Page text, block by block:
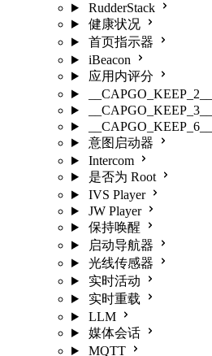
RudderStack
健康状况
首页指示器
iBeacon
应用内评分
__CAPGO_KEEP_2__
__CAPGO_KEEP_3__
__CAPGO_KEEP_6__
意图启动器
Intercom
是否为 Root
IVS Player
JW Player
保持唤醒
启动导航器
光线传感器
实时活动
实时重载
LLM
媒体会话
MQTT